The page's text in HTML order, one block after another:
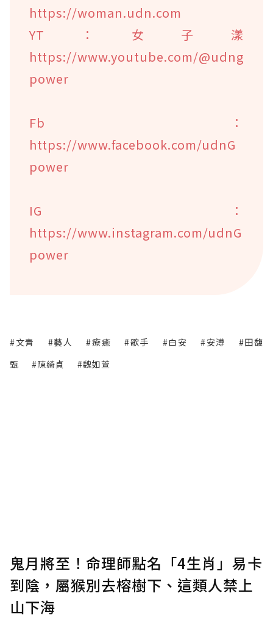
https://woman.udn.com
YT：女子漾
https://www.youtube.com/@udng
power
Fb：
https://www.facebook.com/udnG
power
IG：
https://www.instagram.com/udnG
power
#文青 #藝人 #療癒 #歌手 #白安 #安溥
#田馥
甄
#陳綺貞 #魏如萱
鬼月將至！命理師點名「4生肖」易卡
到陰，屬猴別去榕樹下、這類人禁上
山下海